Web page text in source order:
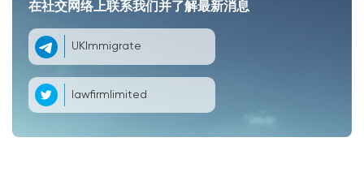
在社交网络上联系我们并了解最新消息
UKImmigrate
lawfirmlimited